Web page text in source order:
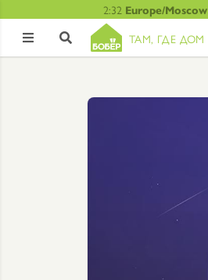
2:32 Europe/Moscow
  ТАМ, ГДЕ ДОМ